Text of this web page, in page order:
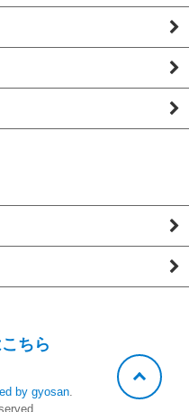
ちら
by gyosan.